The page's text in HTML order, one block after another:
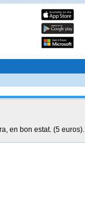
en bon estat. (5 euros).